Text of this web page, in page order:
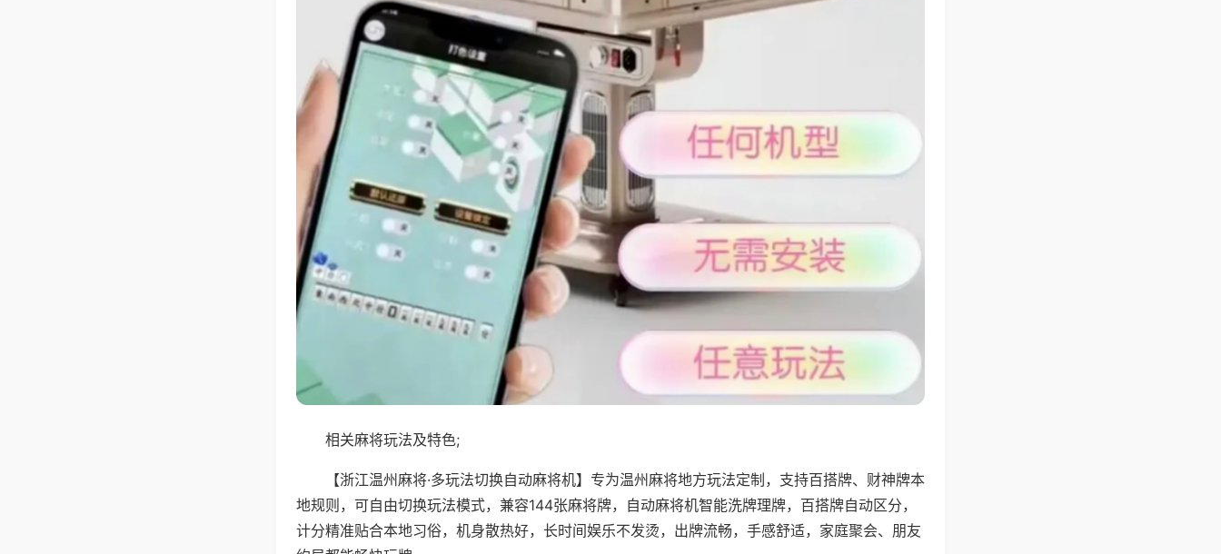
相关麻将玩法及特色;
【浙江温州麻将·多玩法切换自动麻将机】专为温州麻将地方玩法定制，支持百搭牌、财神牌本
地规则，可自由切换玩法模式，兼容144张麻将牌，自动麻将机智能洗牌理牌，百搭牌自动区分，
计分精准贴合本地习俗，机身散热好，长时间娱乐不发烫，出牌流畅，手感舒适，家庭聚会、朋友